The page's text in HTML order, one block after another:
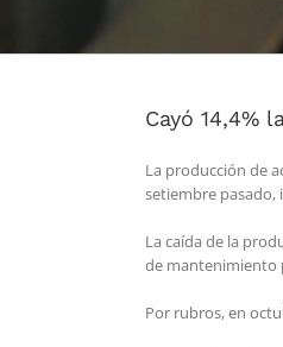
Cayó 14,4%
La producción de
setiembre pasado,
La caída de la
de mantenimiento
Por rubros, en